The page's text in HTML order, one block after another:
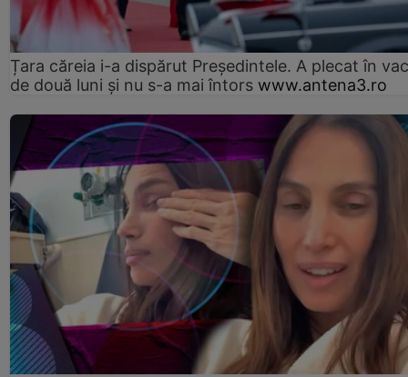
Țara căreia i-a dispărut Președintele. A plecat în
de două luni și nu s-a mai întors www.antena3.ro